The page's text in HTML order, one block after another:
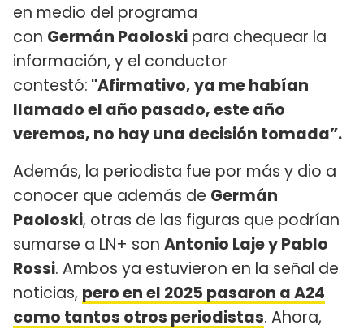
en medio del programa
con Germán Paoloski para chequear la
información, y el conductor
contestó: "Afirmativo, ya me habían
llamado el año pasado, este año
veremos, no hay una decisión tomada”.
Además, la periodista fue por más y dio a
conocer que además de Germán
Paoloski, otras de las figuras que podrían
sumarse a LN+ son Antonio Laje y Pablo
Rossi. Ambos ya estuvieron en la señal de
noticias, pero en el 2025 pasaron a A24
como tantos otros periodistas. Ahora,